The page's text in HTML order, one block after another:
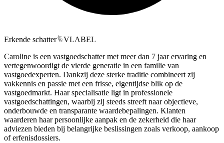
Erkende schatter
VLABEL
Caroline is een vastgoedschatter met meer dan 7 jaar ervaring en
vertegenwoordigt de vierde generatie in een familie van
vastgoedexperten. Dankzij deze sterke traditie combineert zij
vakkennis en passie met een frisse, eigentijdse blik op de
vastgoedmarkt. Haar specialisatie ligt in professionele
vastgoedschattingen, waarbij zij steeds streeft naar objectieve,
onderbouwde en transparante waardebepalingen. Klanten
waarderen haar persoonlijke aanpak en de zekerheid die haar
adviezen bieden bij belangrijke beslissingen zoals verkoop, aankoop
of erfenisdossiers.